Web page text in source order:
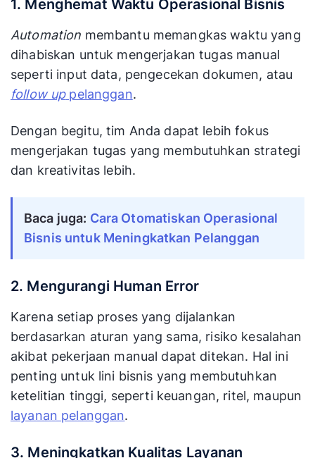
1. Menghemat Waktu Operasional Bisnis
Automation membantu memangkas waktu yang
dihabiskan untuk mengerjakan tugas manual
seperti input data, pengecekan dokumen, atau
follow uppelanggan.
Dengan begitu, tim Anda dapat lebih fokus
mengerjakan tugas yang membutuhkan strategi
dan kreativitas lebih.
Baca juga: Cara Otomatiskan Operasional
Bisnis untuk Meningkatkan Pelanggan
2. Mengurangi Human Error
Karena setiap proses yang dijalankan
berdasarkan aturan yang sama, risiko kesalahan
akibat pekerjaan manual dapat ditekan. Hal ini
penting untuk lini bisnis yang membutuhkan
ketelitian tinggi, seperti keuangan, ritel, maupun
layanan pelanggan.
3. Meningkatkan Kualitas Layanan